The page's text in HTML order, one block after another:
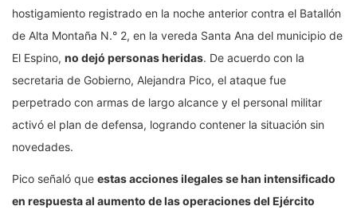
hostigamiento registrado en la noche anterior contra el Batallón
de Alta Montaña N.° 2, en la vereda Santa Ana del municipio de
El Espino, no dejó personas heridas. De acuerdo con la
secretaria de Gobierno, Alejandra Pico, el ataque fue
perpetrado con armas de largo alcance y el personal militar
activó el plan de defensa, logrando contener la situación sin
novedades.
Pico señaló que estas acciones ilegales se han intensificado
en respuesta al aumento de las operaciones del Ejército